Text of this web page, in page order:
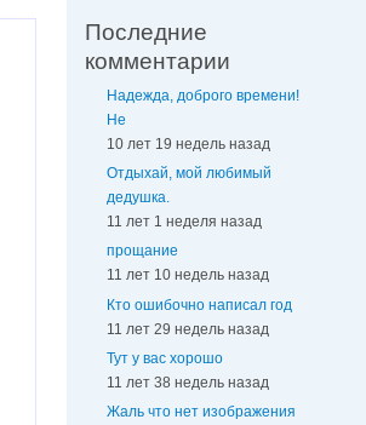
Последние
комментарии
Надежда, доброго времени!
Не
10 лет 19 недель назад
Отдыхай, мой любимый
дедушка.
11 лет 1 неделя назад
прощание
11 лет 10 недель назад
Кто ошибочно написал год
11 лет 29 недель назад
Тут у вас хорошо
11 лет 38 недель назад
Жаль что нет изображения